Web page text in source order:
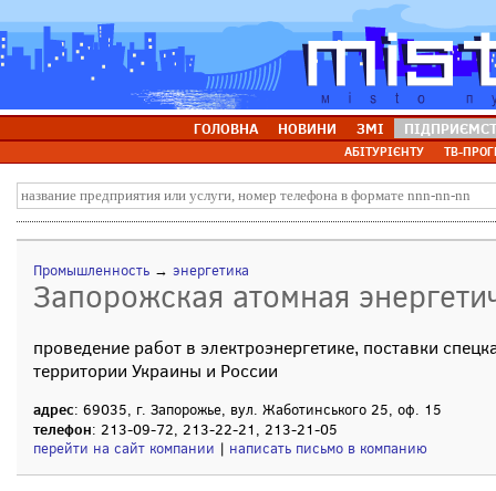
ГОЛОВНА НОВИНИ ЗМІ
АБІТУРІЄНТУ ТВ-
Промышленность → энергетика
Запорожская атомная
проведение работ в электроэнергетике, поставки
территории Украины и России
адрес: 69035, г. Запорожье, вул. Жаботинського 25, оф. 15
телефон: 213-09-72, 213-22-21, 213-21-05
перейти на сайт компании | написать письмо в компанию